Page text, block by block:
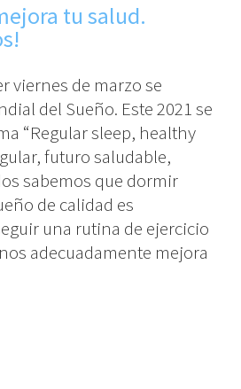
tu salud.
viernes de marzo se
del Sueño. Este 2021 se
“Regular sleep, healthy
futuro saludable,
sabemos que dormir
de calidad es
una rutina de ejercicio
adecuadamente mejora